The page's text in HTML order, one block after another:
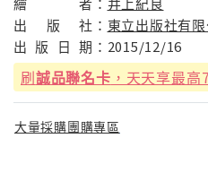
出
版 社： 東立出版社有
出 版 日 期： 2015/12/16
刷誠品聯名卡 ，天天享最
大量採購團購專區